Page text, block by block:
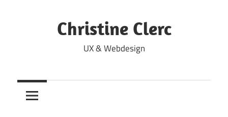
Christine Clerc
UX & Webdesign